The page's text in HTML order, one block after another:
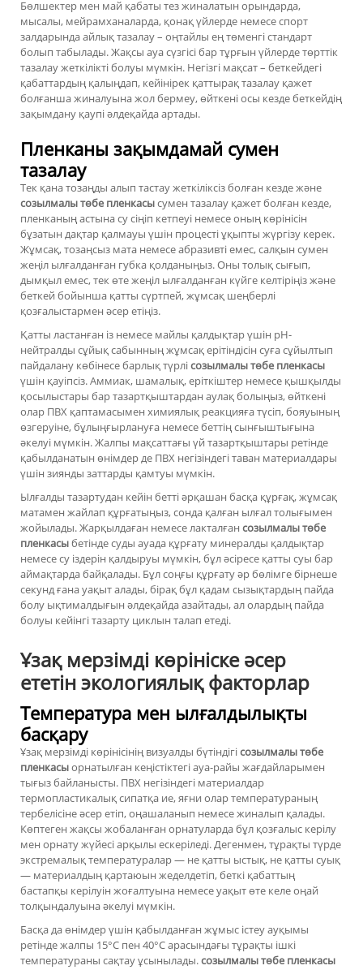
Бөлшектер мен май қабаты тез жиналатын орындарда,
мысалы, мейрамханаларда, қонақ үйлерде немесе спорт
залдарында айлық тазалау – оңтайлы ең төменгі стандарт
болып табылады. Жақсы ауа сүзгісі бар тұрғын үйлерде төрттік
тазалау жеткілікті болуы мүмкін. Негізгі мақсат – беткейдегі
қабаттардың қалыңдап, кейінірек қаттырақ тазалау қажет
болғанша жиналуына жол бермеу, өйткені осы кезде беткейдің
зақымдану қаупі әлдеқайда артады.
Пленканы зақымдамай сумен
тазалау
Тек қана тозаңды алып тастау жеткіліксіз болған кезде және
созылмалы төбе пленкасысумен тазалау қажет болған кезде,
пленканың астына су сіңіп кетпеуі немесе оның көрінісін
бұзатын дақтар қалмауы үшін процесті ұқыпты жүргізу керек.
Жұмсақ, тозаңсыз мата немесе абразивті емес, салқын сумен
жеңіл ылғалданған губка қолданыңыз. Оны толық сығып,
дымқыл емес, тек өте жеңіл ылғалданған күйге келтіріңіз және
беткей бойынша қатты сүртпей, жұмсақ шеңберлі
қозғалыстармен әсер етіңіз.
Қатты ластанған із немесе майлы қалдықтар үшін pH-
нейтралды сұйық сабынның жұмсақ ерітіндісін суға сұйылтып
пайдалану көбінесе барлық түрлісозылмалы төбе пленкасы
үшін қауіпсіз. Аммиак, шамалық, еріткіштер немесе қышқылды
қосылыстары бар тазартқыштардан аулақ болыңыз, өйткені
олар ПВХ қаптамасымен химиялық реакцияға түсіп, бояуының
өзгеруіне, бұлыңғырлануға немесе беттің сынғыштығына
әкелуі мүмкін. Жалпы мақсаттағы үй тазартқыштары ретінде
қабылданатын өнімдер де ПВХ негізіндегі таван материалдары
үшін зиянды заттарды қамтуы мүмкін.
Ылғалды тазартудан кейін бетті әрқашан басқа құрғақ, жұмсақ
матамен жайлап құрғатыңыз, сонда қалған ылғал толығымен
жойылады. Жарқылдаған немесе лакталған созылмалы төбе
пленкасыбетінде суды ауада құрғату минералды қалдықтар
немесе су іздерін қалдыруы мүмкін, бұл әсіресе қатты суы бар
аймақтарда байқалады. Бұл соңғы құрғату әр бөлімге бірнеше
секунд ғана уақыт алады, бірақ бұл қадам сызықтардың пайда
болу ықтималдығын әлдеқайда азайтады, ал олардың пайда
болуы кейінгі тазарту циклын талап етеді.
Ұзақ мерзімді көрініске әсер
ететін экологиялық факторлар
Температура мен ылғалдылықты
басқару
Ұзақ мерзімді көрінісінің визуалды бүтіндігісозылмалы төбе
пленкасыорнатылған кеңістіктегі ауа-райы жағдайларымен
тығыз байланысты. ПВХ негізіндегі материалдар
термопластикалық сипатқа ие, яғни олар температураның
тербелісіне әсер етіп, оңашаланып немесе жиналып қалады.
Көптеген жақсы жобаланған орнатуларда бұл қозғалыс керілу
мен орнату жүйесі арқылы ескеріледі. Дегенмен, тұрақты түрде
экстремалық температуралар — не қатты ыстық, не қатты суық
— материалдың қартаюын жеделдетіп, беткі қабаттың
бастапқы керілуін жоғалтуына немесе уақыт өте келе оңай
толқындалуына әкелуі мүмкін.
Басқа да өнімдер үшін қабылданған жұмыс істеу ауқымы
ретінде жалпы 15°C пен 40°C арасындағы тұрақты ішкі
температураны сақтау ұсынылады.созылмалы төбе пленкасы